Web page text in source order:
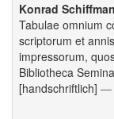
Konrad
Tabulae omnium
scriptorum et
impressorum,
Bibliotheca
[handschriftlich] —